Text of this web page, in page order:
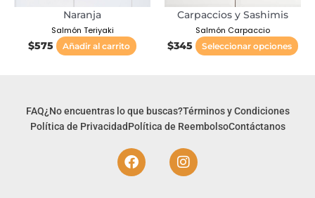
Naranja
Salmón Teriyaki
$575 Añadir al carrito
Carpaccios y Sashimis
Salmón Carpaccio
$345 Seleccionar opciones la
FAQ¿No encuentras lo que buscas?Términos y Condiciones
Política de PrivacidadPolítica de ReembolsoContáctanos
F
a
I
n